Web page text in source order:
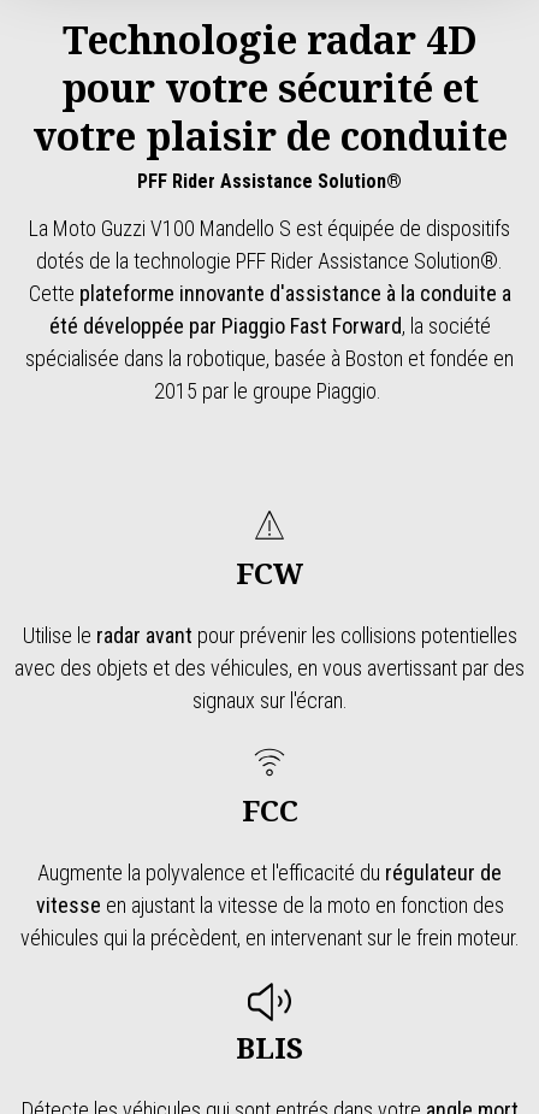
Technologie radar 4D
pour votre sécurité et
votre plaisir de conduite
PFF Rider Assistance Solution®
La Moto Guzzi V100 Mandello S est équipée de dispositifs
dotés de la technologie PFF Rider Assistance Solution®.
Cette plateforme innovante d'assistance à la conduite a
été développée par Piaggio Fast Forward, la société
spécialisée dans la robotique, basée à Boston et fondée en
2015 par le groupe Piaggio.
FCW
Utilise le radar avant pour prévenir les collisions potentielles
avec des objets et des véhicules, en vous avertissant par des
signaux sur l'écran.
FCC
Augmente la polyvalence et l'efficacité du régulateur de
vitesse en ajustant la vitesse de la moto en fonction des
véhicules qui la précèdent, en intervenant sur le frein moteur.
BLIS